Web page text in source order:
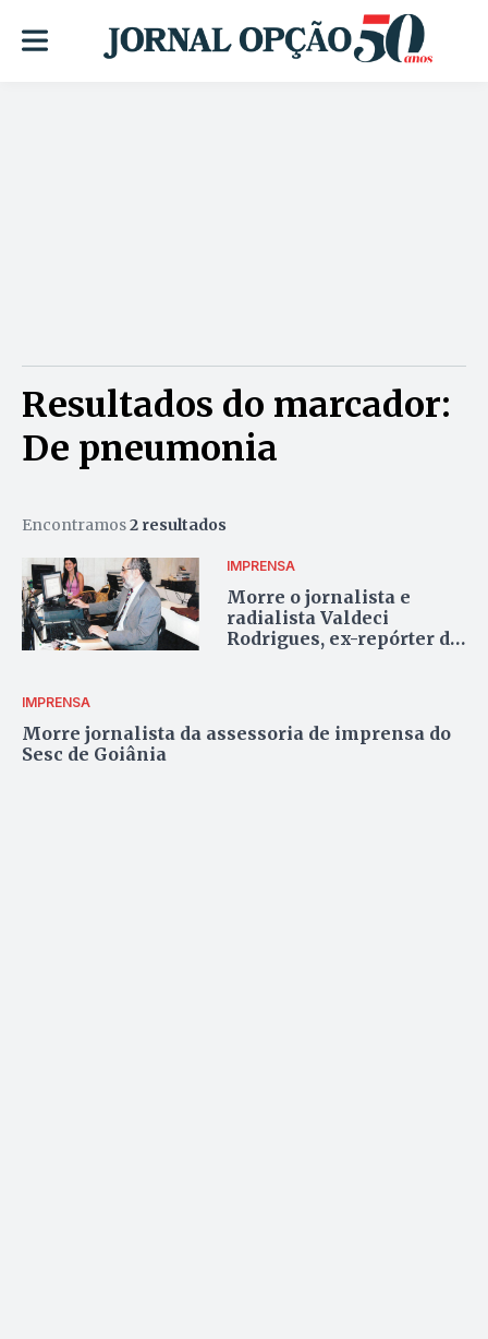
Resultados do marcador:
De pneumonia
Encontramos2 resultados
IMPRENSA
Morre o jornalista e
radialista Valdeci
Rodrigues, ex-repórter da
IMPRENSA
Morre jornalista da assessoria de imprensa do
Sesc de Goiânia